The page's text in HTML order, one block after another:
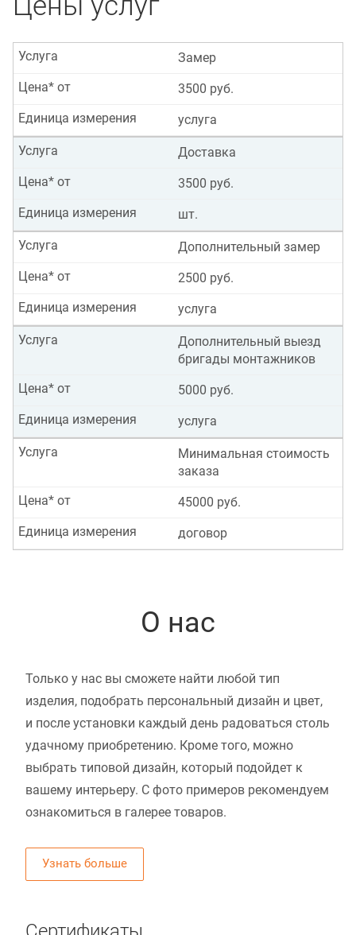
Замер
Услуга
3500 руб.
Цена* от
услуга
Единица измерения
Доставка
Услуга
3500 руб.
Цена* от
шт.
Единица измерения
Дополнительный замер
Услуга
2500 руб.
Цена* от
услуга
Единица измерения
Дополнительный выезд
бригады монтажников
Услуга
5000 руб.
Цена* от
услуга
Единица измерения
Минимальная стоимость
заказа
Услуга
45000 руб.
Цена* от
договор
Единица измерения
О нас
Только у нас вы сможете найти любой тип
изделия, подобрать персональный дизайн и цвет,
и после установки каждый день радоваться столь
удачному приобретению. Кроме того, можно
выбрать типовой дизайн, который подойдет к
вашему интерьеру. С фото примеров рекомендуем
ознакомиться в галерее товаров.
Узнать больше